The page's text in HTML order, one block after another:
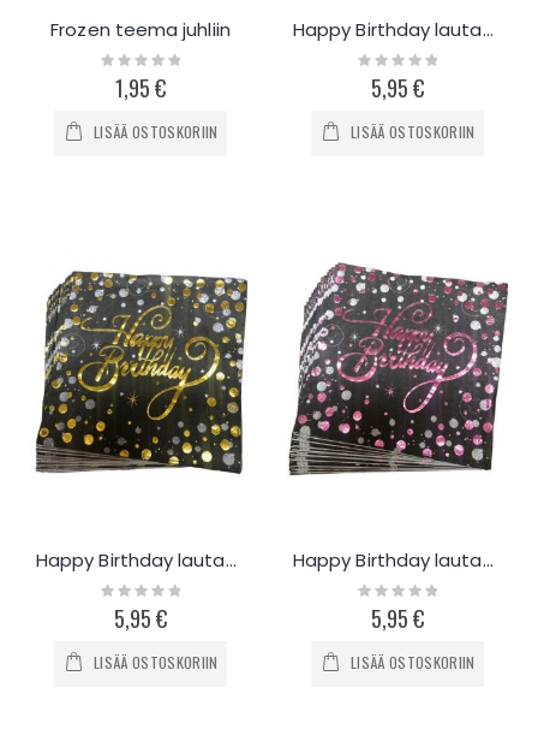
Frozen teema juhliin
Rating:
0%1,95 €
LISÄÄ OSTOSKORIIN
Happy Birthday lautasliinat 20kpl - lila-kulta
Rating:
0%5,95 €
LISÄÄ OSTOSKORIIN
Happy Birthday lautasliinat 20kpl - musta-kulta
Rating:
0%5,95 €
LISÄÄ OSTOSKORIIN
Happy Birthday lautasliinat 20kpl - musta-pinkki
Rating:
0%5,95 €
LISÄÄ OSTOSKORIIN